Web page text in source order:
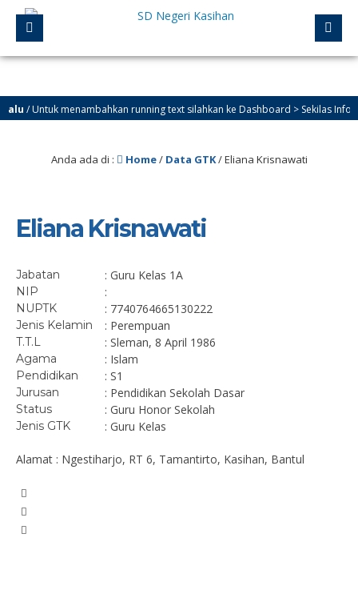
/ Untuk menambahkan running text silahkan ke Dashboard > Sekilas Info
Anda ada di : Home/ Data GTK/Eliana Krisnawati
Eliana Krisnawati
Jabatan : Guru Kelas 1A
NIP :
NUPTK : 7740764665130222
Jenis Kelamin : Perempuan
T.T.L : Sleman, 8 April 1986
Agama : Islam
Pendidikan : S1
Jurusan : Pendidikan Sekolah Dasar
Status : Guru Honor Sekolah
Jenis GTK : Guru Kelas
Alamat : Ngestiharjo, RT 6, Tamantirto, Kasihan, Bantul